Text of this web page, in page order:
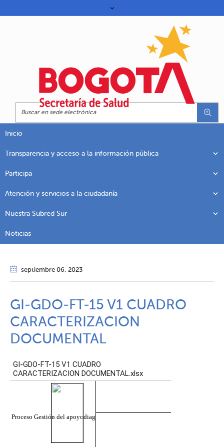
Inicio
Transparencia y acceso a la información pública
Participa
Atención y servicios a la ciudadanía
Nuestra Subred Sur
Noticias
septiembre 06, 2023
GI-GDO-FT-15 V1 CUADRO
CARACTERIZACION
DOCUMENTAL